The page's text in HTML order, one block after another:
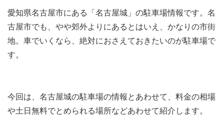
愛知県名古屋市にある「名古屋城」の駐車場情報です。名
古屋市でも、やや郊外よりにあるとはいえ、かなりの市街
地。車でいくなら、絶対におさえておきたいのが駐車場で
す。
今回は、名古屋城の駐車場の情報とあわせて、料金の相場
や土日無料でとめられる場所などあわせて紹介します。